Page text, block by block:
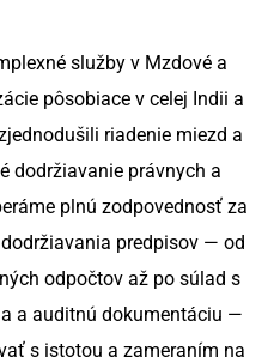
Odvetvia, ktoré BCM
Súladu
Hromadný Nábor
Riešenia RPO
Srbsko
Maďarsko
Česká republika
Malta
služby v Mzdové a
pôsobiace v celej Indii a
riadenie miezd a
dodržiavanie právnych a
plnú zodpovednosť za
predpisov — od
odpočtov až po súlad s
a auditnú dokumentáciu —
s istotou a zameraním na